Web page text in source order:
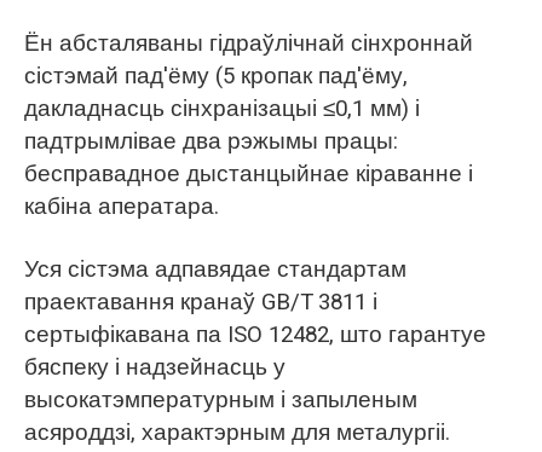
Ён абсталяваны гідраўлічнай сінхроннай
сістэмай пад'ёму (5 кропак пад'ёму,
дакладнасць сінхранізацыі ≤0,1 мм) і
падтрымлівае два рэжымы працы:
бесправадное дыстанцыйнае кіраванне і
кабіна аператара.
Уся сістэма адпавядае стандартам
праектавання кранаў GB/T 3811 і
сертыфікавана па ISO 12482, што гарантуе
бяспеку і надзейнасць у
высокатэмпературным і запыленым
асяроддзі, характэрным для металургіі.